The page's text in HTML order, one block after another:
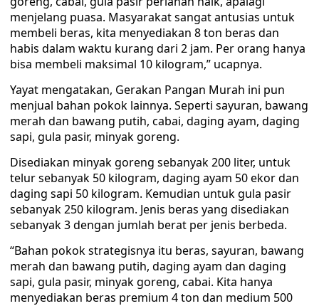
menjelang puasa. Masyarakat sangat antusias untuk
membeli beras, kita menyediakan 8 ton beras dan
habis dalam waktu kurang dari 2 jam. Per orang hanya
bisa membeli maksimal 10 kilogram,” ucapnya.
Yayat mengatakan, Gerakan Pangan Murah ini pun
menjual bahan pokok lainnya. Seperti sayuran, bawang
merah dan bawang putih, cabai, daging ayam, daging
sapi, gula pasir, minyak goreng.
Disediakan minyak goreng sebanyak 200 liter, untuk
telur sebanyak 50 kilogram, daging ayam 50 ekor dan
daging sapi 50 kilogram. Kemudian untuk gula pasir
sebanyak 250 kilogram. Jenis beras yang disediakan
sebanyak 3 dengan jumlah berat per jenis berbeda.
“Bahan pokok strategisnya itu beras, sayuran, bawang
merah dan bawang putih, daging ayam dan daging
sapi, gula pasir, minyak goreng, cabai. Kita hanya
menyediakan beras premium 4 ton dan medium 500